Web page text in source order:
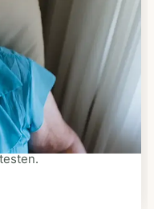
Ihres Anbieters
Sie telefonisch,
Anbieters.
Essen zum
Bei vielen
auch